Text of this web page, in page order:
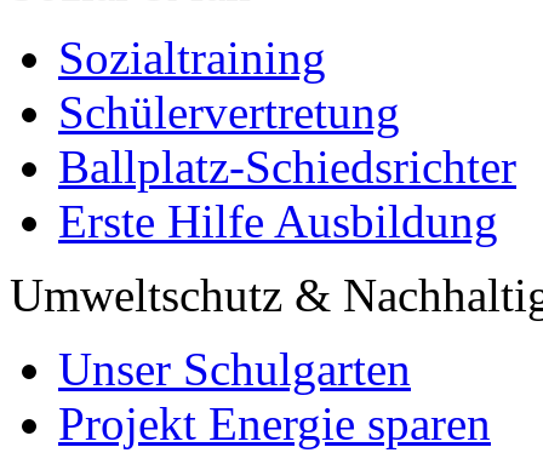
Sozialtraining
Schülervertretung
Ballplatz-Schiedsrichter
Erste Hilfe Ausbildung
Umweltschutz &
Unser Schulgarten
Projekt Energie sparen